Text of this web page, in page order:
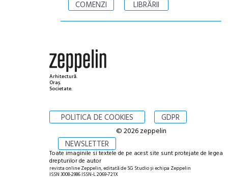
COMENZI
LIBRĂRII
Arhitectură.
Oraș.
Societate.
POLITICA DE COOKIES GDPR
NEWSLETTER
© 2026 zeppelin
Toate imaginile si textele de pe acest site sunt protejate de legea
drepturilor de autor
revista online Zeppelin, editată de SG Studio și echipa Zeppelin
ISSN 3008-2986 ISSN-L 2069-721X